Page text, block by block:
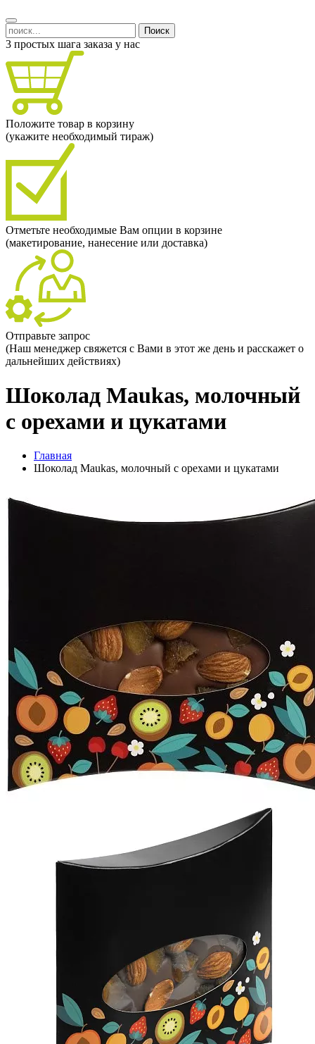
Поиск
3 простых шага заказа у нас
Положите товар в корзину
(укажите необходимый тираж)
Отметьте необходимые Вам опции в корзине
(макетирование, нанесение или доставка)
Отправьте запрос
(Наш менеджер свяжется с Вами в этот же день и расскажет о
дальнейших действиях)
Шоколад Maukas, молочный
с орехами и цукатами
Главная
Шоколад Maukas, молочный с орехами и цукатами